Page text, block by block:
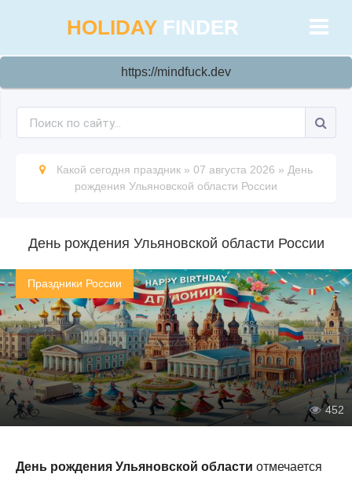
HOLIDAY FINDER
https://mindfuck.dev
Какой сегодня праздник » 07 августа 2026 » День
рождения Ульяновской области России
День рождения Ульяновской области России
Праздники России
452
День рождения Ульяновской области отмечается